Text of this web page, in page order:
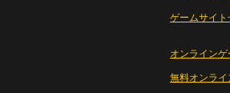
ゲームサイト
オンラインゲ
無料オンライ